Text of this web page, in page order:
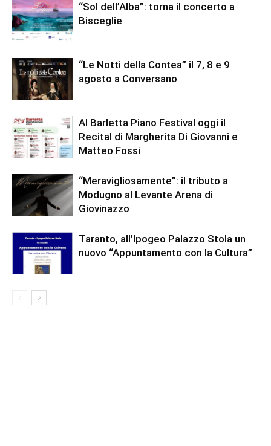
“Sol dell’Alba”: torna il concerto a
Bisceglie
“Le Notti della Contea” il 7, 8 e 9
agosto a Conversano
Al Barletta Piano Festival oggi il
Recital di Margherita Di Giovanni e
Matteo Fossi
“Meravigliosamente”: il tributo a
Modugno al Levante Arena di
Giovinazzo
Taranto, all’Ipogeo Palazzo Stola un
nuovo “Appuntamento con la Cultura”